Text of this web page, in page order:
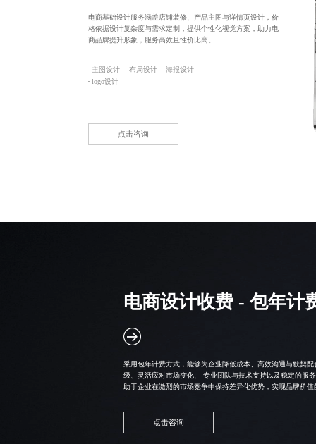
电商基础设计服务涵盖店铺装修、产品主图与详情页设计，价
格依据设计复杂度与需求定制，提供个性化视觉方案，助力电
商品牌提升形象，服务高效且性价比高。
主图设计 布局设计
海报设计
logo设计
点击咨询
电商设计收费 - 包年计
采用包年计费方式 ，能够为企业降低成本、高效沟通与默契
级、灵活应对市场变化、 专业团队与技术支持以及稳定的服
助于企业在激烈的市场竞争中保持差异化优势，实现品牌价值
点击咨询